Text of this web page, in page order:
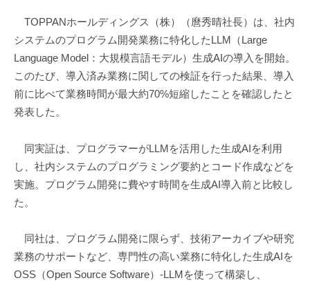
TOPPANホールディングス（株）（麿秀晴社長）は、社内
システムのプログラム開発業務に特化したLLM（Large
Language Model：大規模言語モデル）生成AIの導入を開始。
このたび、導入済み業務に関しての検証を行った結果、導入
前に比べて業務時間が最大約70%短縮したことを確認したと
発表した。
同実証は、プログラマーがLLMを活用した生成AIを利用
し、社内システムのプログラミング要約とコード作成などを
実施。プログラム開発に費やす時間を生成AI導入前と比較し
た。
同社は、プログラム開発に限らず、技術アーカイブや研究
業務のサポートなど、専門性の高い業務に特化した生成AIを
OSS（Open Source Software）-LLMを使って構築し、